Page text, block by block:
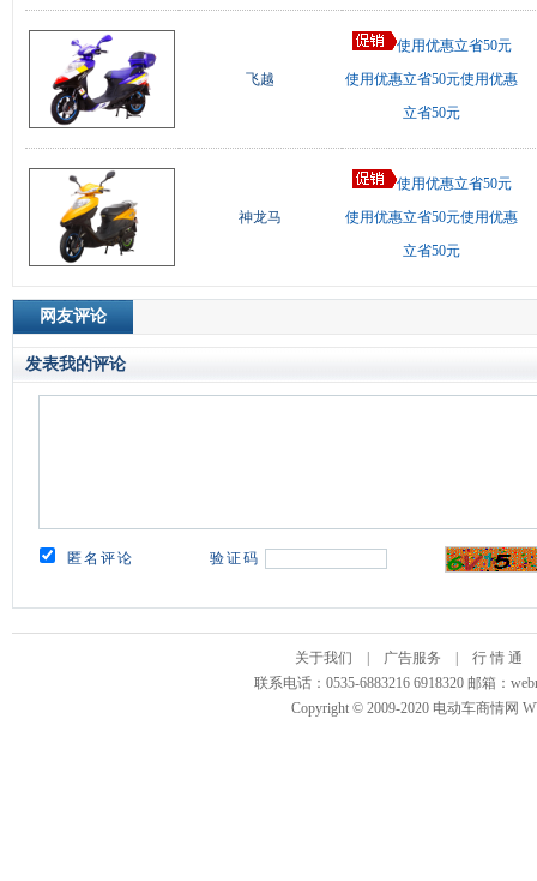
飞越
使用优惠立省50元
使用优惠立省50元使用优惠
立省50元
神龙马
使用优惠立省50元
使用优惠立省50元使用优惠
立省50元
关于我们 广告服务 行 情 通
联系电话：0535-6883216 6918320 邮箱：
Copyright © 2009-2020 电动车商情网